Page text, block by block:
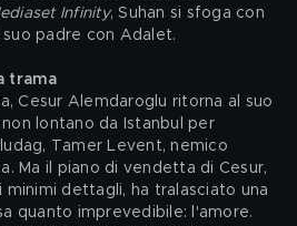
Infinity, Suhan si sfoga con
padre con Adalet.
trama
lontano da Istanbul per
Tamer Levent, nemico
Ma il piano di vendetta di Cesur,
dettagli, ha tralasciato una
quanto imprevedibile: l'amore.